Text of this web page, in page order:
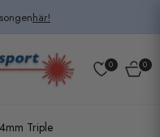
här!
0 0
Triple